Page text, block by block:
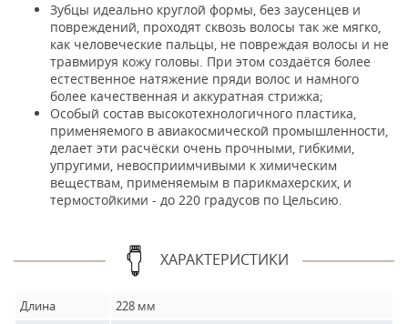
Зубцы идеально круглой формы, без заусенцев и
повреждений, проходят сквозь волосы так же мягко,
как человеческие пальцы, не повреждая волосы и не
травмируя кожу головы. При этом создаётся более
естественное натяжение пряди волос и намного
более качественная и аккуратная стрижка;
Особый состав высокотехнологичного пластика,
применяемого в авиакосмической промышленности,
делает эти расчёски очень прочными, гибкими,
упругими, невосприимчивыми к химическим
веществам, применяемым в парикмахерских, и
термостойкими - до 220 градусов по Цельсию.
ХАРАКТЕРИСТИКИ
Длина
228 мм